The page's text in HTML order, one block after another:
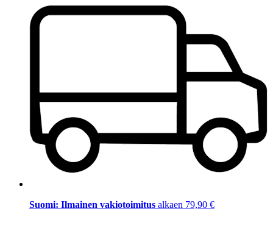
Suomi: Ilmainen vakiotoimitus alkaen 79,90 €